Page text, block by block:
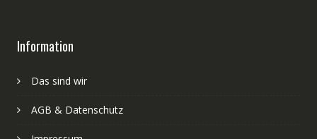
Information
Das sind wir
AGB & Datenschutz